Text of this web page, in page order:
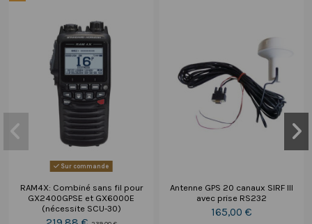
Sur commande
RAM4X: Combiné sans fil pour
GX2400GPSE et GX6000E
(nécessite SCU-30)
Antenne GPS 20 canaux SIRF III
avec prise RS232
165,00 €